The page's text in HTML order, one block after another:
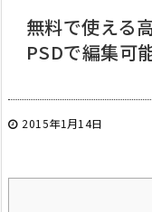
無料で使える
PSDで編集可
2015年1月14日